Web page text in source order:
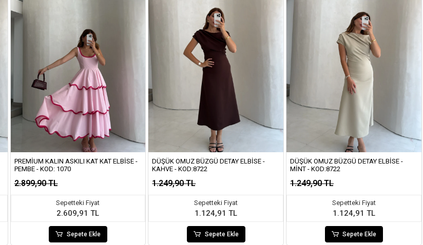
PREMIUM KALIN ASKILI KAT KAT ELBISE -
PEMBE - KOD: 1070
2.899,90 TL
Sepetteki Fiyat
2.609,91 TL
Sepete Ekle
DÜŞÜK OMUZ BÜZGÜ DETAY ELBISE -
KAHVE - KOD:8722
1.249,90 TL
Sepetteki Fiyat
1.124,91 TL
Sepete Ekle
DÜŞÜK OMUZ BÜZGÜ DETAY ELBISE -
MINT - KOD:8722
1.249,90 TL
Sepetteki Fiyat
1.124,91 TL
Sepete Ekle